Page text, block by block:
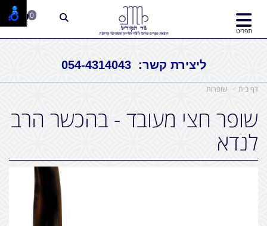
ליצירת קשר: 054-4314043
תפריט
0
דף בית שופרות
שופר חצי מעובד - בהכשר הרב
לנדא